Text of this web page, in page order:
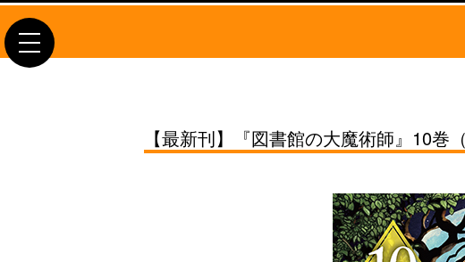
toggle
【最新刊】『図書館の大魔術師』10